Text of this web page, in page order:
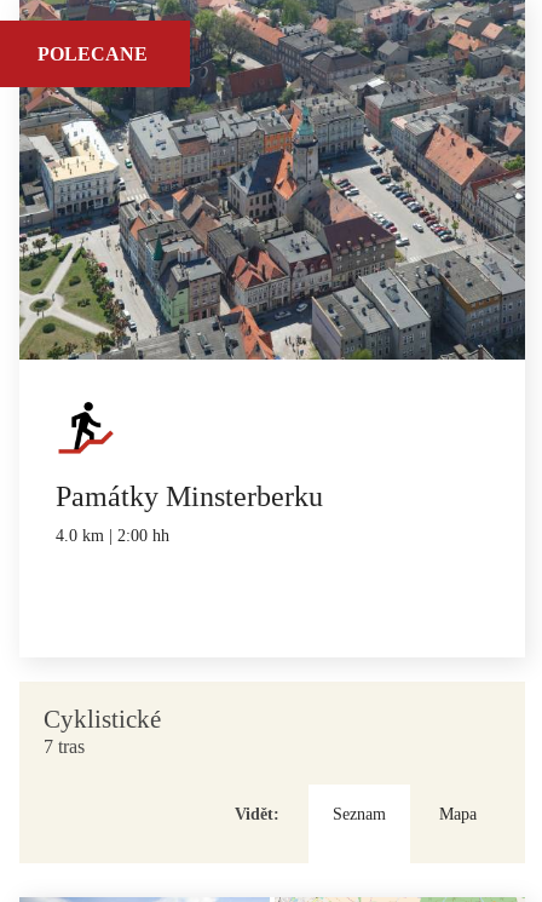
POLECANE
Památky Minsterberku
4.0 km | 2:00 hh
Cyklistické
7 tras
Vidět: Seznam Mapa